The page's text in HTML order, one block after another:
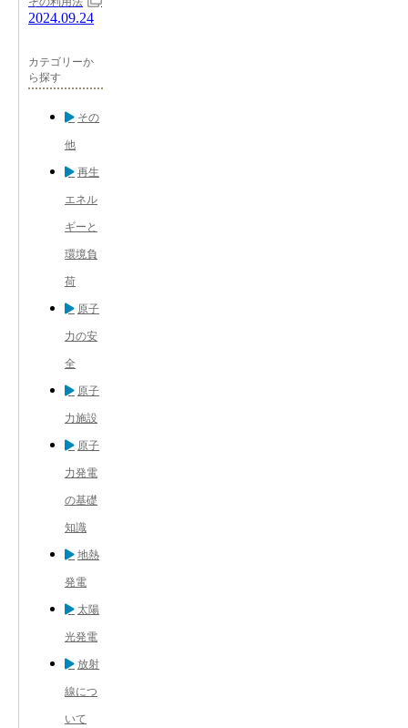
2024.09.24
カテゴリーか
ら探す
その
他
再生
エネル
ギーと
環境負
荷
原子
力の安
全
原子
力施設
原子
力発電
の基礎
知識
地熱
発電
太陽
光発電
放射
線につ
いて